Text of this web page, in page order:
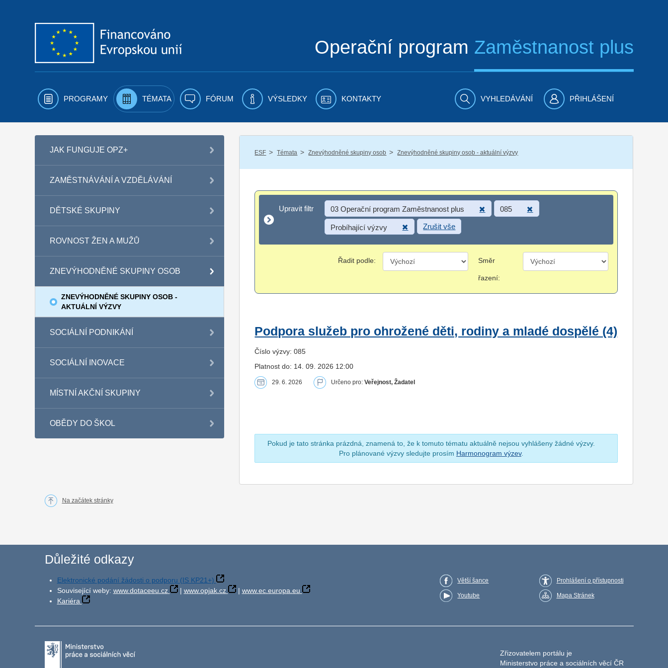
Operační program Zaměstnanost plus
PROGRAMY TÉMATA FÓRUM VÝSLEDKY KONTAKTY VYHLEDÁVÁNÍ PŘIHLÁŠENÍ
JAK FUNGUJE OPZ+
ZAMĚSTNÁVÁNÍ A VZDĚLÁVÁNÍ
DĚTSKÉ SKUPINY
ROVNOST ŽEN A MUŽŮ
ZNEVÝHODNĚNÉ SKUPINY OSOB
ZNEVÝHODNĚNÉ SKUPINY OSOB -
AKTUÁLNÍ VÝZVY
SOCIÁLNÍ PODNIKÁNÍ
SOCIÁLNÍ INOVACE
MÍSTNÍ AKČNÍ SKUPINY
OBĚDY DO ŠKOL
ESF / Témata / Znevýhodněné skupiny osob / Znevýhodněné skupiny osob - aktuální výzvy
Upravit filtr
Upravit filtr 03 Operační program Zaměstnanost plus 085
Probíhající výzvy Zrušit vše
Řadit podle: Směr
řazení:
Podpora služeb pro ohrožené děti, rodiny a mladé dospělé (4)
Číslo výzvy: 085
Platnost do: 14. 09. 2026 12:00
29. 6. 2026 Určeno pro:Veřejnost, Žadatel
Pokud je tato stránka prázdná, znamená to, že k tomuto tématu aktuálně nejsou vyhlášeny žádné výzvy.
Pro plánované výzvy sledujte prosím Harmonogram výzev.
Na začátek stránky
Důležité odkazy
Elektronické podání žádosti o podporu (IS KP21+)
Související weby: www.dotaceeu.cz | www.opjak.cz | www.ec.europa.eu
Kariéra
Větší šance
Youtube
Prohlášení o přístupnosti
Mapa Stránek
Zřizovatelem portálu je
Ministerstvo práce a sociálních věcí ČR